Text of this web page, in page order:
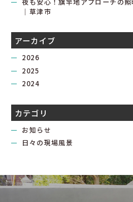
｜草津市
アーカイブ
2026
2025
2024
カテゴリ
お知らせ
日々の現場風景